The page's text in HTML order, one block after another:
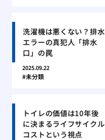
洗濯機は悪くない？排水
エラーの真犯人「排水
口」の罠
2025.09.22
未分類
トイレの価値は10年後
に決まるライフサイクル
コストという視点